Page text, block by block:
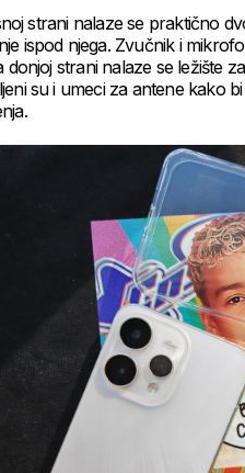
strani nalaze se praktično
ispod njega. Zvučnik i
donjoj strani nalaze se ležište
su i umeci za antene kako